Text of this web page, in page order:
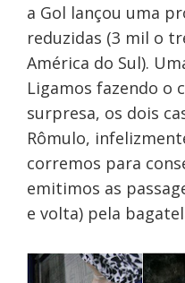
a Gol lançou uma
reduzidas (3 mil o
América do Sul).
Ligamos fazendo o
surpresa, os dois
Rômulo,
corremos para
emitimos as
e volta) pela